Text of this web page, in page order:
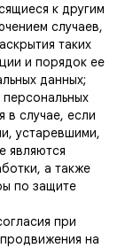
к другим
случаев,
таких
и порядок ее
данных;
в случае, если
устаревшими,
являются
а также
по защите
при
на